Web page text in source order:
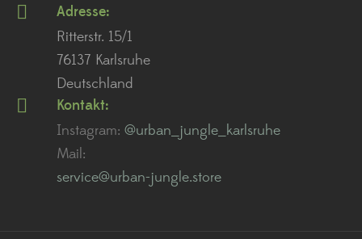
Adresse:
Ritterstr. 15/1
76137 Karlsruhe
Deutschland
Kontakt:
Instagram: @urban_jungle_karlsruhe
Mail:
service@urban-jungle.store